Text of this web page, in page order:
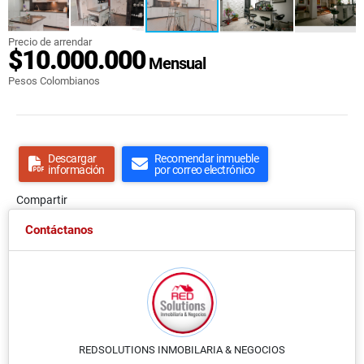
Precio de arrendar
$10.000.000Mensual
Pesos Colombianos
Descargar
información
Recomendar inmueble
por correo electrónico
Compartir
Contáctanos
REDSOLUTIONS INMOBILARIA & NEGOCIOS